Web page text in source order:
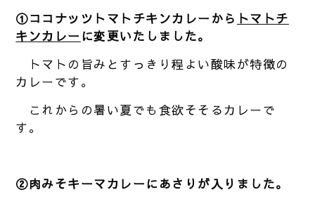
①ココナッツトマトチキンカレーから トマトチ
キンカレー に変更いたしました。
トマトの旨みとすっきり程よい酸味が特徴の
カレーです。
これからの暑い夏でも食欲そそるカレーで
す。
②肉みそキーマカレーにあさりが入りました。